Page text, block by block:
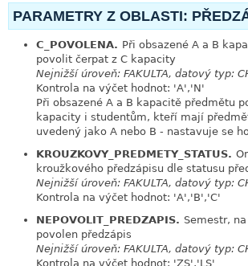
PARAMETRY Z OBLASTI:
C_POVOLENA. Při obsazené A a B
povolit čerpat z C kapacity
Nejnižší úroveň: FAKULTA, datový typ:
Kontrola na výčet hodnot: 'A','N'
Při obsazené A a B kapacitě předmětu
kapacity i studentům, kteří mají
uvedený jako A nebo B - nastavuje se
KROUZKOVY_PREDMETY_STATUS.
kroužkového předzápisu dle statusu
Nejnižší úroveň: FAKULTA, datový typ:
Kontrola na výčet hodnot: 'A','B','C'
NEPOVOLIT_PREDZAPIS. Semestr,
povolen předzápis
Nejnižší úroveň: FAKULTA, datový typ:
Kontrola na výčet hodnot: 'ZS','LS'